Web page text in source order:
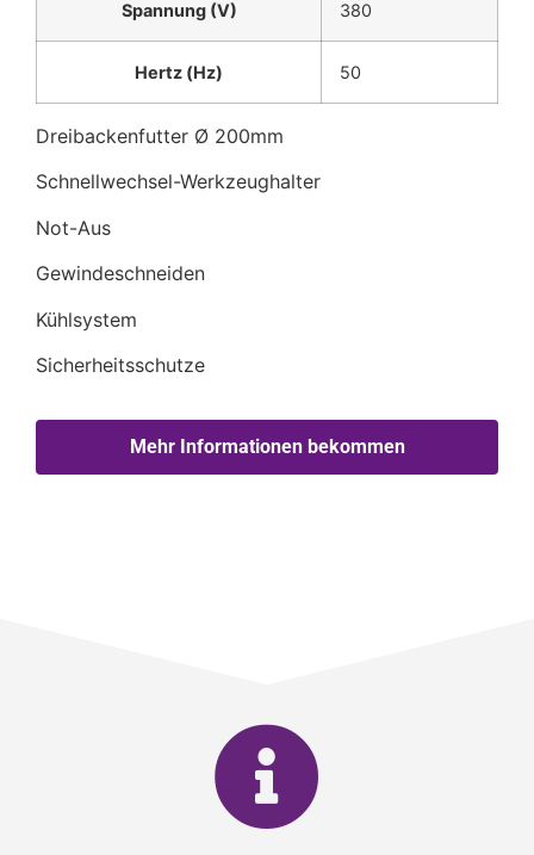
Spannung (V) 380
Hertz (Hz) 50
Dreibackenfutter Ø 200mm
Schnellwechsel-Werkzeughalter
Not-Aus
Gewindeschneiden
Kühlsystem
Sicherheitsschutze
Mehr Informationen bekommen